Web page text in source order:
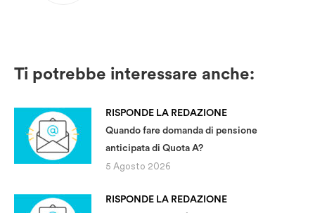
Ti potrebbe interessare anche:
RISPONDE LA REDAZIONE
Quando fare domanda di pensione
anticipata di Quota A?
5 Agosto 2026
RISPONDE LA REDAZIONE